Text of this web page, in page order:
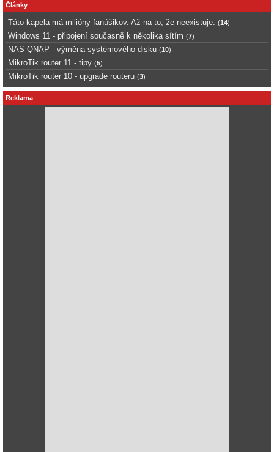
Články
Táto kapela má milióny fanúšikov. Až na to, že neexistuje. (14)
Windows 11 - připojení současně k několika sítím (7)
NAS QNAP - výměna systémového disku (10)
MikroTik router 11 - tipy (5)
MikroTik router 10 - upgrade routeru (3)
Reklama